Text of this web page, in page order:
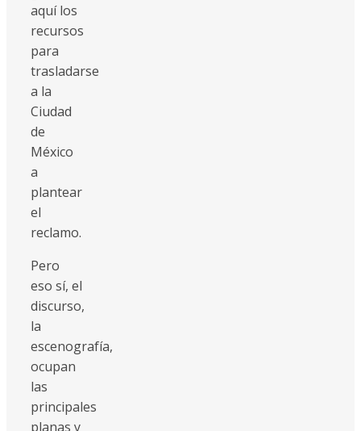
aquí los
recursos
para
trasladarse
a la
Ciudad
de
México
a
plantear
el
reclamo.
Pero
eso sí, el
discurso,
la
escenografía,
ocupan
las
principales
planas y